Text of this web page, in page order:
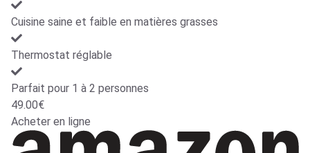
Cuisine saine et faible en matières grasses
Thermostat réglable
Parfait pour 1 à 2 personnes
49.00€
Acheter en ligne